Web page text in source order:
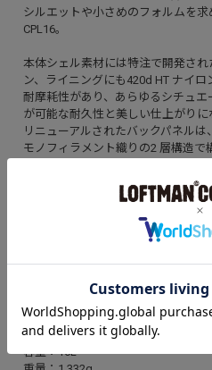
シルエットや小さめのフォルムを
CPL16。
本体シェル素材には特注で開発さ
ン、ライニングにも420d HT ナイロ
耐摩耗性があり、あらゆるシチュ
が可能な耐久性と美しい仕上がりに
リニューアルされたバックパネル
モノフィラメント織りの2 層構造
れ、非常に高い耐水性も特徴です。
ショルダーストラップは表と裏で
ラインに自然にフィットする伸縮
加工YKK RCジッパー、PCスリーブ
パートメント、サイドアクセス可
【SPEC】
容量：16L